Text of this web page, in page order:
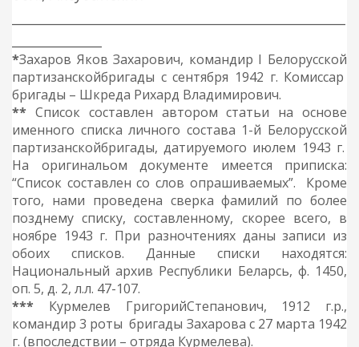
*Захаров Яков Захарович, командир I Белорусской
партизанскойбригады с сентября 1942 г. Комиссар
бригады – Шкреда Рихард Владимирович.
** Список составлен автором статьи на основе
именного списка личного состава 1-й Белорусской
партизанскойбригады, датируемого июлем 1943 г.
На оригинальом документе имеется приписка:
“Список составлен со слов опрашиваемых”. Кроме
того, нами проведена сверка фамилий по более
позднему списку, составленному, скорее всего, в
ноябре 1943 г. При разночтениях даны записи из
обоих списков. Данные списки находятся:
Национальный архив Республики Беларсь, ф. 1450,
оп. 5, д. 2, л.л. 47-107.
*** Курмелев ГригорийСтепанович, 1912 г.р.,
командир 3 роты бригады Захарова с 27 марта 1942
г. (впоследствии – отряда Курмелева).